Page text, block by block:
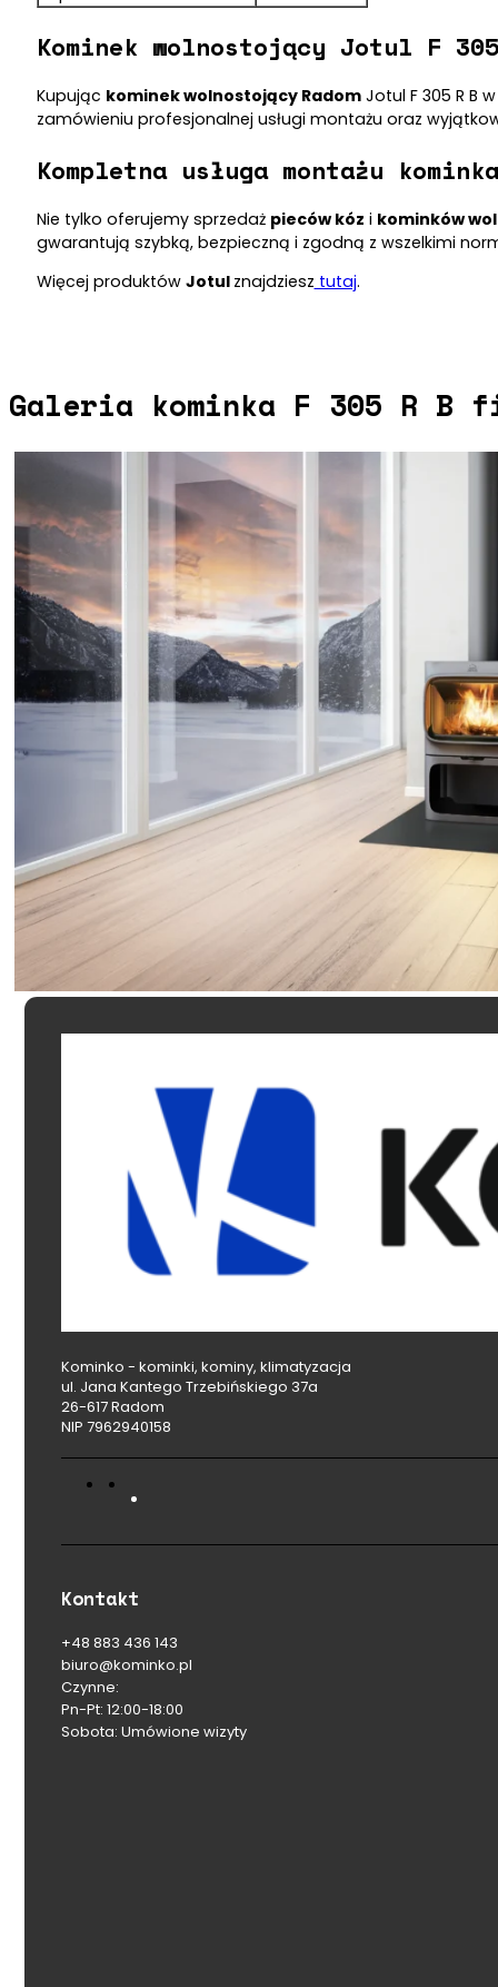
Kominek wolnostojący Jotul F
Kupując kominek wolnostojący RadomJotul F 305 R B
zamówieniu profesjonalnej usługi montażu oraz
Kompletna usługa montażu
Nie tylko oferujemy sprzedaż pieców kóz i kominków
gwarantują szybką, bezpieczną i zgodną z wszelkimi
Więcej produktów Jotul znajdziesz tutaj.
Galeria kominka F 305 R B
Kominko - kominki, kominy, klimatyzacja
ul. Jana Kantego Trzebińskiego 37a
26-617 Radom
NIP 7962940158
Kontakt
+48 883 436 143
biuro@kominko.pl
Czynne:
Pn-Pt: 12:00-18:00
Sobota: Umówione wizyty